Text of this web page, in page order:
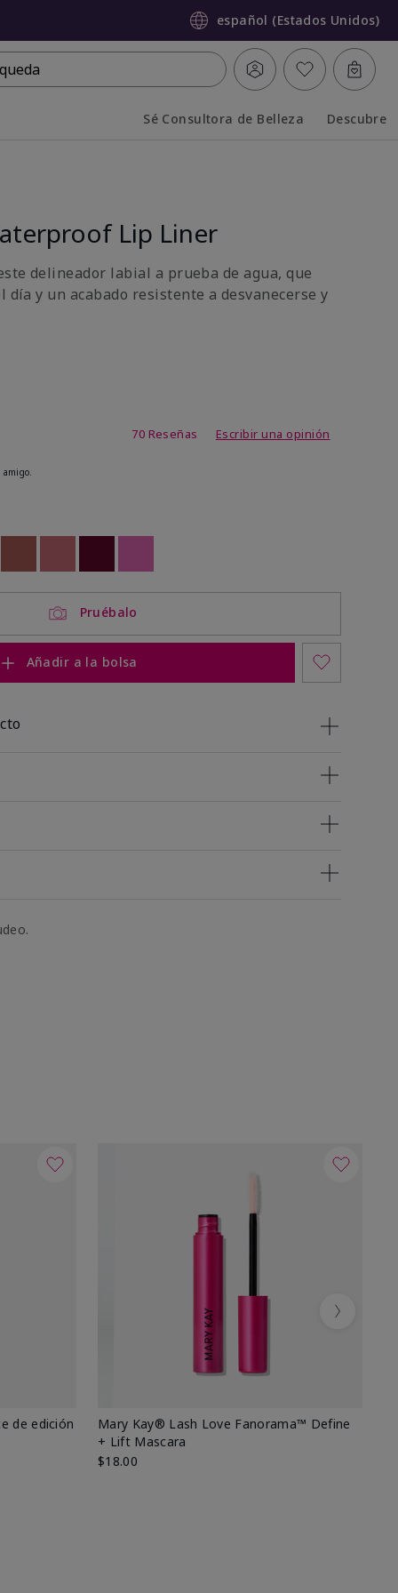
español (Estados Unidos)
Sé Consultora de Belleza Descubre
Lip Liner
delineador labial a prueba de agua, que
día y un acabado resistente a desvanecerse y
5 de 5
70 Reseñas Escribir una opinión
Pruébalo
Añadir a la bolsa
de edición
Mary Kay® Lash Love Fanorama™ Define
+ Lift Mascara
$18.00
Next